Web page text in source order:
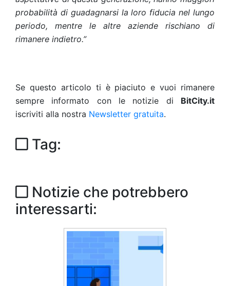
probabilità di guadagnarsi la loro fiducia nel lungo
periodo, mentre le altre aziende rischiano di
rimanere indietro.”
Se questo articolo ti è piaciuto e vuoi rimanere
sempre informato con le notizie di BitCity.it
iscriviti alla nostra Newsletter gratuita.
Tag:
Notizie che potrebbero
interessarti: